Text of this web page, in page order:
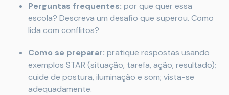
Perguntas frequentes: por que quer essa
escola? Descreva um desafio que superou. Como
lida com conflitos?
Como se preparar: pratique respostas usando
exemplos STAR (situação, tarefa, ação, resultado);
cuide de postura, iluminação e som; vista-se
adequadamente.